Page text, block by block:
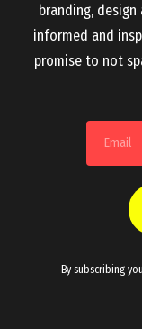
branding,
informed and
promise to not
By subscribing